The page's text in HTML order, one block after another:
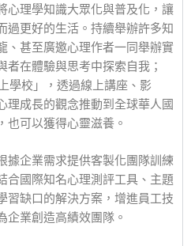
心理學知識大眾化與普及化，讓
過更好的生活。持續舉辦許多知
、甚至廣邀心理作者一同舉辦實
在體驗與思考中探索自我；
學校」，透過線上講座、影
理成長的觀念推動到全球華人國
也可以獲得心靈滋養。
企業需求提供客製化團隊訓練
合國際知名心理測評工具、主題
習缺口的解決方案，增進員工技
企業創造高績效團隊。